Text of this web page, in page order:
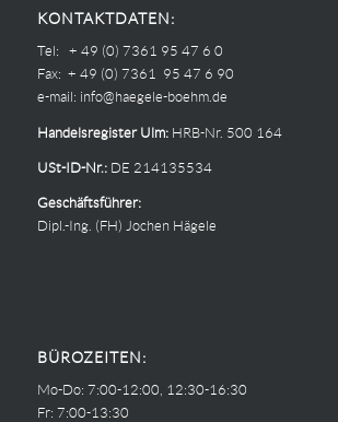
KONTAKTDATEN:
Tel: + 49 (0) 7361 95 47 6 0
Fax: + 49 (0) 7361 95 47 6 90
e-mail: info@haegele-boehm.de
Handelsregister Ulm:HRB-Nr. 500 164
USt-ID-Nr.:DE 214135534
Geschäftsführer:
Dipl.-Ing. (FH) Jochen Hägele
BÜROZEITEN:
Mo-Do: 7:00-12:00, 12:30-16:30
Fr: 7:00-13:30